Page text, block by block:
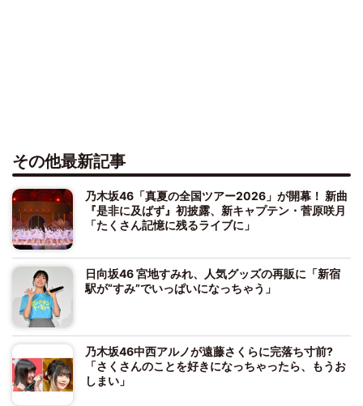
その他最新記事
乃木坂46「真夏の全国ツアー2026」が開幕！ 新曲
『是非に及ばず』初披露、新キャプテン・菅原咲月
「たくさん記憶に残るライブに」
日向坂46 宮地すみれ、人気グッズの再販に「新宿
駅が“すみ”でいっぱいになっちゃう」
乃木坂46中西アルノが遠藤さくらに完落ち寸前?
「さくさんのことを好きになっちゃったら、もうお
しまい」